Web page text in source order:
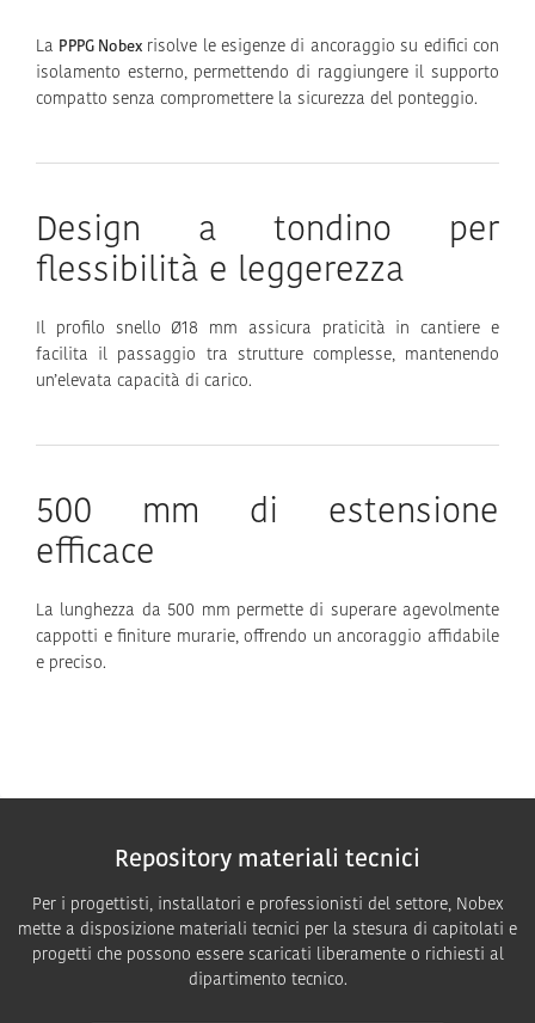
La PPPG Nobexrisolve le esigenze di ancoraggio su edifici con
isolamento esterno, permettendo di raggiungere il supporto
compatto senza compromettere la sicurezza del ponteggio.
Design a tondino per
flessibilità e leggerezza
Il profilo snello Ø18 mm assicura praticità in cantiere e
facilita il passaggio tra strutture complesse, mantenendo
un’elevata capacità di carico.
500 mm di estensione
efficace
La lunghezza da 500 mm permette di superare agevolmente
cappotti e finiture murarie, offrendo un ancoraggio affidabile
e preciso.
Repository materiali tecnici
Per i progettisti, installatori e professionisti del settore, Nobex
mette a disposizione materiali tecnici per la stesura di capitolati e
progetti che possono essere scaricati liberamente o richiesti al
dipartimento tecnico.